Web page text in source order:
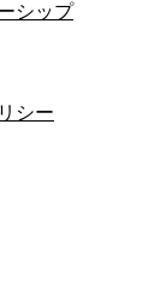
シップ
シー